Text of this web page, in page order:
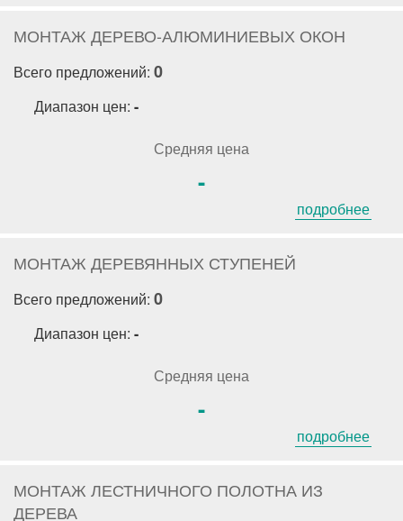
МОНТАЖ ДЕРЕВО-АЛЮМИНИЕВЫХ ОКОН
Всего предложений: 0
Диапазон цен: -
Средняя цена
-
подробнее
МОНТАЖ ДЕРЕВЯННЫХ СТУПЕНЕЙ
Всего предложений: 0
Диапазон цен: -
Средняя цена
-
подробнее
МОНТАЖ ЛЕСТНИЧНОГО ПОЛОТНА ИЗ
ДЕРЕВА